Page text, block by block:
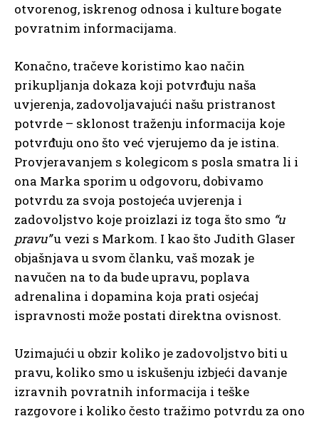
otvorenog, iskrenog odnosa i kulture bogate
povratnim informacijama.
Konačno, tračeve koristimo kao način
prikupljanja dokaza koji potvrđuju naša
uvjerenja, zadovoljavajući našu pristranost
potvrde – sklonost traženju informacija koje
potvrđuju ono što već vjerujemo da je istina.
Provjeravanjem s kolegicom s posla smatra li i
ona Marka sporim u odgovoru, dobivamo
potvrdu za svoja postojeća uvjerenja i
zadovoljstvo koje proizlazi iz toga što smo “u
pravu”u vezi s Markom. I kao što Judith Glaser
objašnjava u svom članku, vaš mozak je
navučen na to da bude upravu, poplava
adrenalina i dopamina koja prati osjećaj
ispravnosti može postati direktna ovisnost.
Uzimajući u obzir koliko je zadovoljstvo biti u
pravu, koliko smo u iskušenju izbjeći davanje
izravnih povratnih informacija i teške
razgovore i koliko često tražimo potvrdu za ono